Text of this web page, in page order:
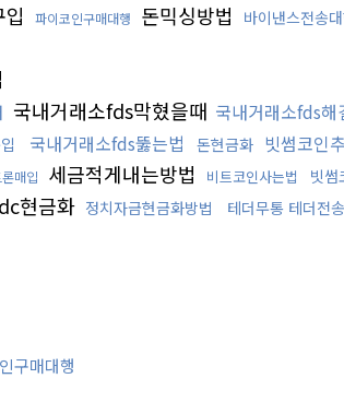
파이코인구매대행 돈믹싱방법 바이낸스전송
국내거래소fds막혔을때 국내거래소fds해
국내거래소fds뚫는법 돈현금화 빗썸코인
매입 세금적게내는방법 비트코인사는법 빗썸
현금화 정치자금현금화방법 테더무통 테더전
구매대행